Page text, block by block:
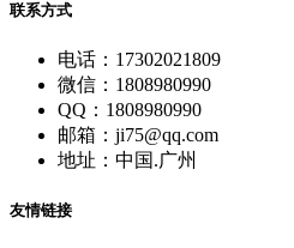
联系方式
电话：17302021809
微信：1808980990
QQ：1808980990
邮箱：ji75@qq.com
地址：中国.广州
友情链接